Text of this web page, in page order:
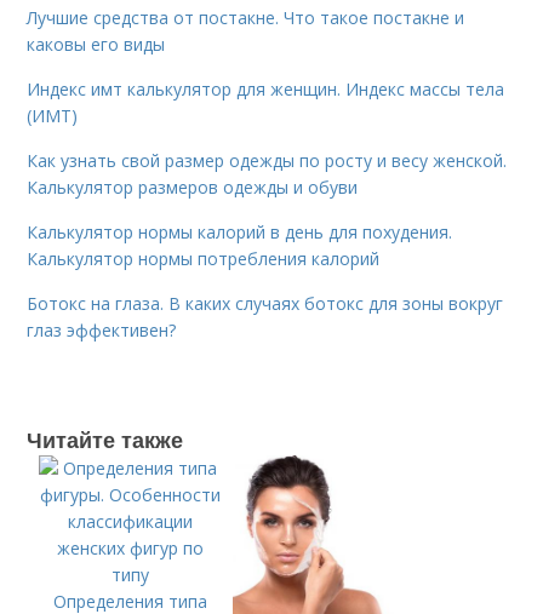
Лучшие средства от постакне. Что такое постакне и
каковы его виды
Индекс имт калькулятор для женщин. Индекс массы тела
(ИМТ)
Как узнать свой размер одежды по росту и весу женской.
Калькулятор размеров одежды и обуви
Калькулятор нормы калорий в день для похудения.
Калькулятор нормы потребления калорий
Ботокс на глаза. В каких случаях ботокс для зоны вокруг
глаз эффективен?
Читайте также
Определения типа